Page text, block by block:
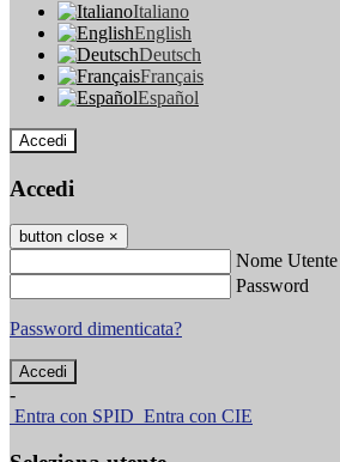
Italiano
English
Deutsch
Français
Español
Accedi
Accedi
button close ×
Nome Utente
Password
Password dimenticata?
-
Entra con SPID Entra con CIE